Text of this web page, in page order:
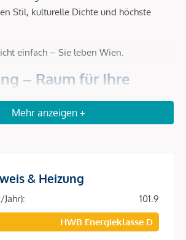
Stil, kulturelle Dichte und höchste
einfach – Sie leben Wien.
– Raum für Ihre
gegliedert (ca. 64 m² und ca. 94
vereint Großzügigkeit und
Mehr anzeigen +
& Heizung
101.9
HWB Energieklasse D